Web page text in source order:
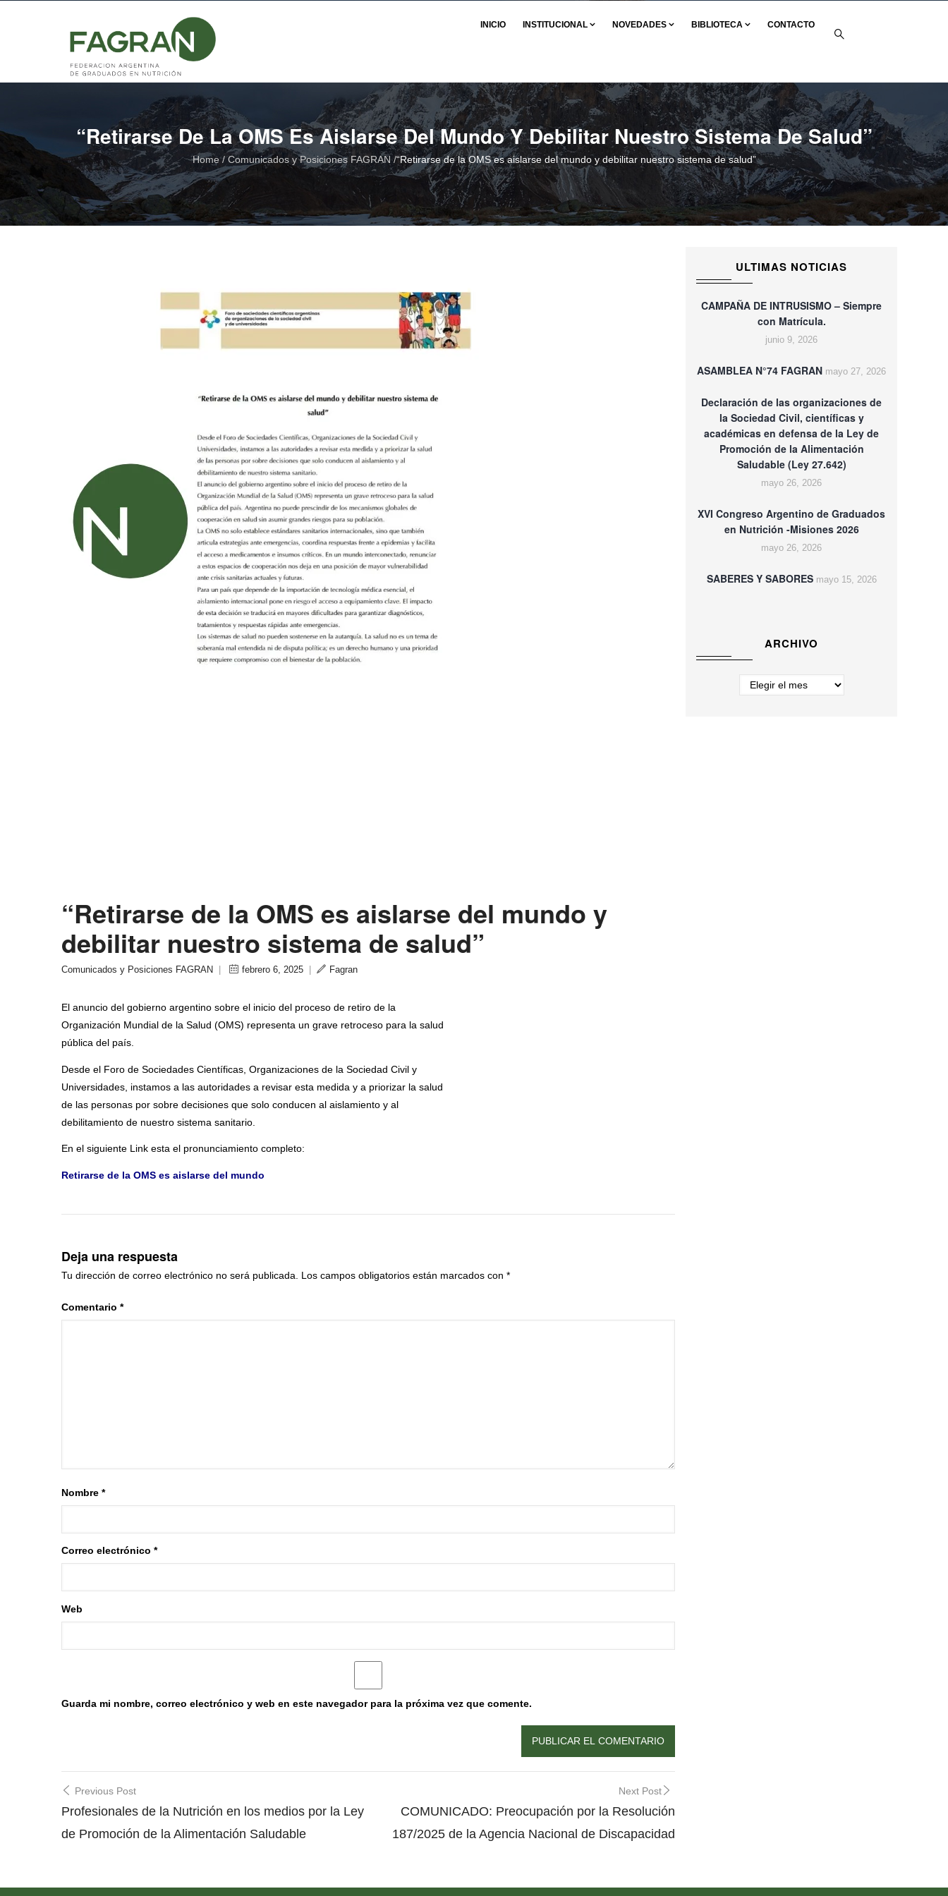
INICIO INSTITUCIONAL NOVEDADES BIBLIOTECA CONTACTO
“Retirarse De La OMS Es Aislarse Del Mundo Y Debilitar Nuestro Sistema De Salud”
Home/ Comunicados y Posiciones FAGRAN/“Retirarse de la OMS es aislarse del mundo y debilitar nuestro sistema de salud”
“Retirarse de la OMS es aislarse del mundo y
debilitar nuestro sistema de salud”
Comunicados y Posiciones FAGRAN febrero 6, 2025 Fagran
El anuncio del gobierno argentino sobre el inicio del proceso de retiro de la
Organización Mundial de la Salud (OMS) representa un grave retroceso para la salud
pública del país.
Desde el Foro de Sociedades Científicas, Organizaciones de la Sociedad Civil y
Universidades, instamos a las autoridades a revisar esta medida y a priorizar la salud
de las personas por sobre decisiones que solo conducen al aislamiento y al
debilitamiento de nuestro sistema sanitario.
En el siguiente Link esta el pronunciamiento completo:
Retirarse de la OMS es aislarse del mundo
Deja una respuesta
Tu dirección de correo electrónico no será publicada. Los campos obligatorios están marcados con *
Comentario *
Nombre *
Correo electrónico *
Web
Guarda mi nombre, correo electrónico y web en este navegador para la próxima vez que comente.
Post
navigation
Previous Post
Profesionales de la Nutrición en los medios por la Ley
de Promoción de la Alimentación Saludable
Next Post
COMUNICADO: Preocupación por la Resolución
187/2025 de la Agencia Nacional de Discapacidad
ULTIMAS NOTICIAS
CAMPAÑA DE INTRUSISMO – Siempre
con Matrícula.
junio 9, 2026
ASAMBLEA N°74 FAGRAN mayo 27, 2026
Declaración de las organizaciones de
la Sociedad Civil, científicas y
académicas en defensa de la Ley de
Promoción de la Alimentación
Saludable (Ley 27.642)
mayo 26, 2026
XVI Congreso Argentino de Graduados
en Nutrición -Misiones 2026
mayo 26, 2026
SABERES Y SABORES mayo 15, 2026
ARCHIVO
Archivo